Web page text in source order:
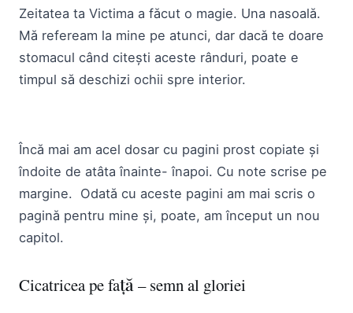
Zeitatea ta Victima a făcut o magie. Una nasoală.
Mă refeream la mine pe atunci, dar dacă te doare
stomacul când citești aceste rânduri, poate e
timpul să deschizi ochii spre interior.
Încă mai am acel dosar cu pagini prost copiate și
îndoite de atâta înainte- înapoi. Cu note scrise pe
margine. Odată cu aceste pagini am mai scris o
pagină pentru mine și, poate, am început un nou
capitol.
Cicatricea pe față – semn al gloriei